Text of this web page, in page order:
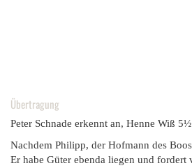
Übertragung
Peter Schnade erkennt an, Henne Wiß
Nachdem Philipp, der Hofmann des
Er habe Güter ebenda liegen und